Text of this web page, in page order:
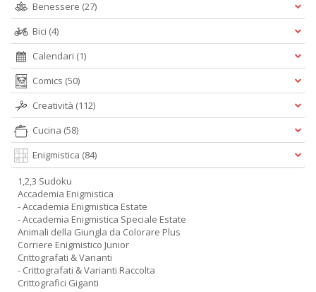
Benessere (27)
Bici (4)
Calendari (1)
Comics (50)
Creatività (112)
Cucina (58)
Enigmistica (84)
1,2,3 Sudoku
Accademia Enigmistica
- Accademia Enigmistica Estate
- Accademia Enigmistica Speciale Estate
Animali della Giungla da Colorare Plus
Corriere Enigmistico Junior
Crittografati & Varianti
- Crittografati & Varianti Raccolta
Crittografici Giganti